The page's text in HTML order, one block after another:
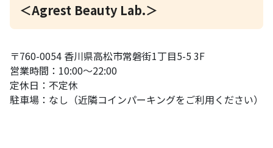
＜Agrest Beauty Lab.＞
〒760-0054 香川県高松市常磐街1丁目5-5 3F
営業時間：10:00〜22:00
定休日：不定休
駐車場：なし（近隣コインパーキングをご利用ください）